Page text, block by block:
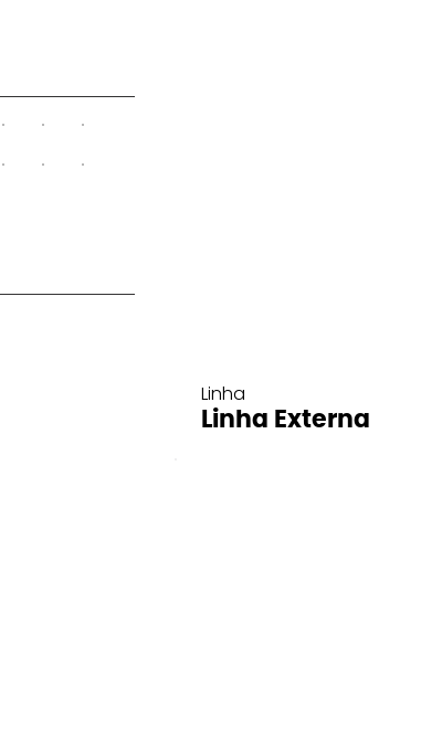
Linha
Linha Externa